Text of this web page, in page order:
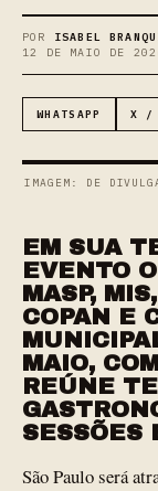
POR ISABEL
12 DE MAIO DE
WHATSAPP X /
IMAGEM: DE
EM SUA
EVENTO
MASP,
COPAN E
MAIO,
REÚNE
SESSÕES
São Paulo será